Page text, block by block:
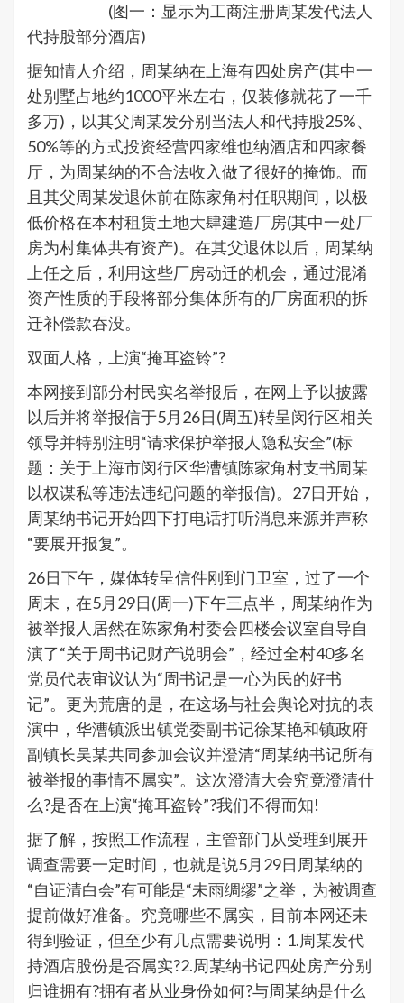
(图一：显示为工商注册周某发代法人
代持股部分酒店)
据知情人介绍，周某纳在上海有四处房产(其中一
处别墅占地约1000平米左右，仅装修就花了一千
多万)，以其父周某发分别当法人和代持股25%、
50%等的方式投资经营四家维也纳酒店和四家餐
厅，为周某纳的不合法收入做了很好的掩饰。而
且其父周某发退休前在陈家角村任职期间，以极
低价格在本村租赁土地大肆建造厂房(其中一处厂
房为村集体共有资产)。在其父退休以后，周某纳
上任之后，利用这些厂房动迁的机会，通过混淆
资产性质的手段将部分集体所有的厂房面积的拆
迁补偿款吞没。
双面人格，上演“掩耳盗铃”?
本网接到部分村民实名举报后，在网上予以披露
以后并将举报信于5月26日(周五)转呈闵行区相关
领导并特别注明“请求保护举报人隐私安全”(标
题：关于上海市闵行区华漕镇陈家角村支书周某
以权谋私等违法违纪问题的举报信)。27日开始，
周某纳书记开始四下打电话打听消息来源并声称
“要展开报复”。
26日下午，媒体转呈信件刚到门卫室，过了一个
周末，在5月29日(周一)下午三点半，周某纳作为
被举报人居然在陈家角村委会四楼会议室自导自
演了“关于周书记财产说明会”，经过全村40多名
党员代表审议认为“周书记是一心为民的好书
记”。更为荒唐的是，在这场与社会舆论对抗的表
演中，华漕镇派出镇党委副书记徐某艳和镇政府
副镇长吴某共同参加会议并澄清“周某纳书记所有
被举报的事情不属实”。这次澄清大会究竟澄清什
么?是否在上演“掩耳盗铃”?我们不得而知!
据了解，按照工作流程，主管部门从受理到展开
调查需要一定时间，也就是说5月29日周某纳的
“自证清白会”有可能是“未雨绸缪”之举，为被调查
提前做好准备。究竟哪些不属实，目前本网还未
得到验证，但至少有几点需要说明：1.周某发代
持酒店股份是否属实?2.周某纳书记四处房产分别
归谁拥有?拥有者从业身份如何?与周某纳是什么